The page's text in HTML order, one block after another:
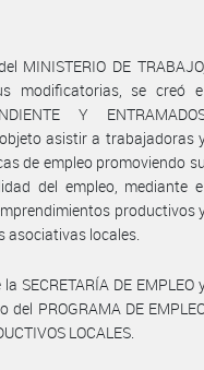
MINISTERIO DE
modificatorias, se creó
Y
objeto asistir a trabajadoras
de empleo promoviendo
del empleo, mediante
productivos
asociativas locales.
SECRETARÍA DE EMPLEO
PROGRAMA DE
LOCALES.